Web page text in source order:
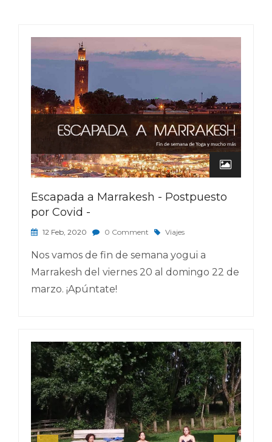
Escapada a Marrakesh - Postpuesto
por Covid -
12 Feb, 2020 0 Comment Viajes
Nos vamos de fin de semana yogui a
Marrakesh del viernes 20 al domingo 22 de
marzo. ¡Apúntate!